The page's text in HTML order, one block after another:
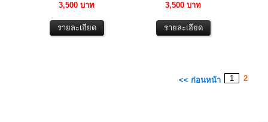
3,500 บาท 3,500 บาท
<< ก่อนหน้า 1 2